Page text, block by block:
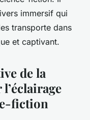
immersif qui
transporte dans
et captivant.
de la
fiction